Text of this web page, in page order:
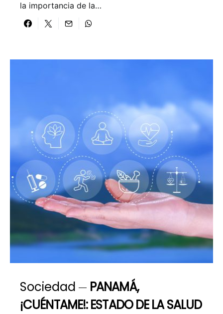
la importancia de la…
Sociedad
PANAMÁ,
¡CUÉNTAME!: ESTADO DE LA SALUD